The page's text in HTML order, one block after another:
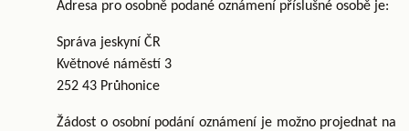
Adresa pro osobně podané oznámení příslušné osobě je:
Správa jeskyní ČR
Květnové náměstí 3
252 43 Průhonice
Žádost o osobní podání oznámení je možno projednat na